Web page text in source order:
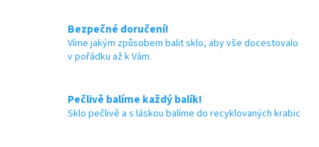
Bezpečné doručení!
Víme jakým způsobem balit sklo, aby vše docestovalo
v pořádku až k Vám.
Pečlivě balíme každý balík!
Sklo pečlivě a s láskou balíme do recyklovaných krabic